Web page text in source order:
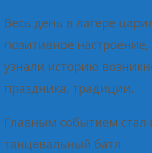
Весь день в лагере
позитивное настроение,
узнали историю
праздника, традиции.
Главным событием стал
танцевальный батл